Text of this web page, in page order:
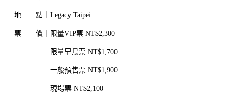
地 點｜Legacy Taipei
票 價｜限量VIP票 NT$2,300
限量早鳥票 NT$1,700
一般預售票 NT$1,900
現場票 NT$2,100